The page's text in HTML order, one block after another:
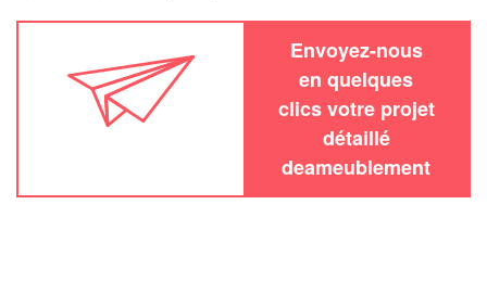
Envoyez-nous
en quelques
clics votre projet
détaillé
deameublement